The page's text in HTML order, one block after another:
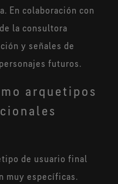
En colaboración con
la consultora
y señales de
futuros.
arquetipos
de usuario final
muy específicas.